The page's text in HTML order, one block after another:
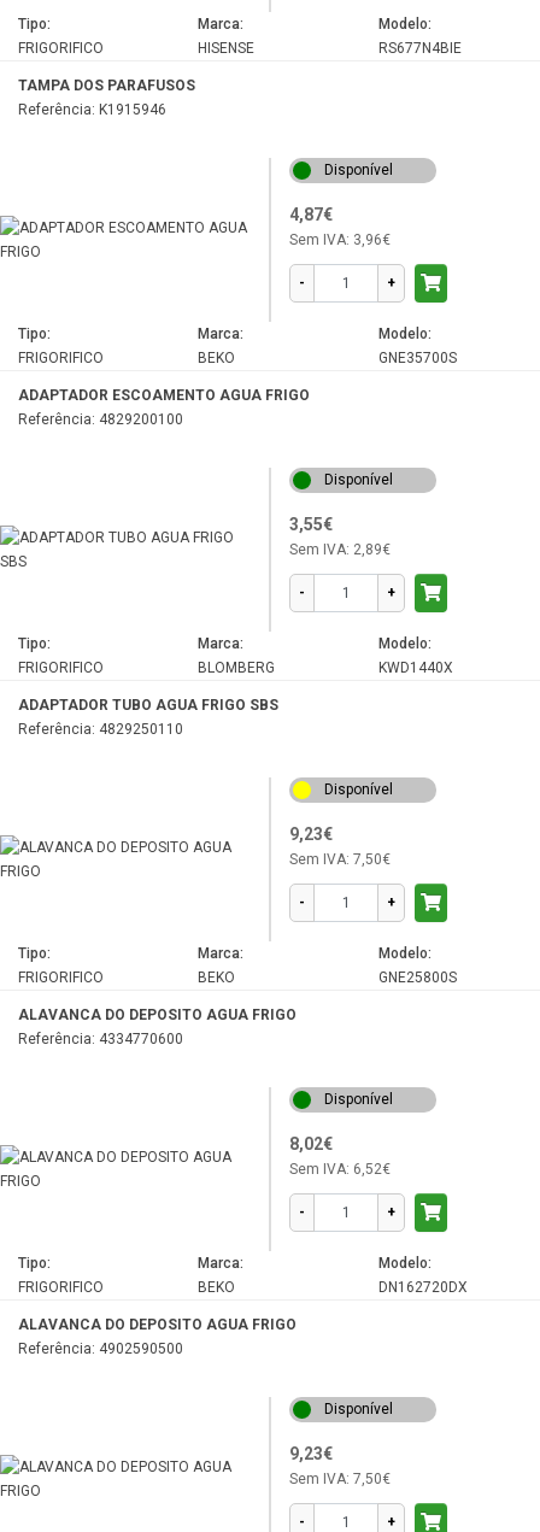
LBI3000HCA
LBI3001
LENNY
MAGNUS
POLTI
RBI6300
RDNE455E30DZXBN
RDNE535E31ZX
RDNT230I20P
RDP6200HCA
RDSA240K30XBN
RDSA280K20W
RDSA310M20
RDSO206K30WN
Tipo:
FRIGORIFICO
Marca:
HISENSE
Modelo:
RS677N4BIE
TAMPA DOS PARAFUSOS
Referência: K1915946
Tipo:
FRIGORIFICO
Marca:
BEKO
Modelo:
GNE35700S
ADAPTADOR ESCOAMENTO AGUA FRIGO
Referência: 4829200100
Disponível
4,87€
Sem IVA: 3,96€
- +
Tipo:
FRIGORIFICO
Marca:
BLOMBERG
Modelo:
KWD1440X
ADAPTADOR TUBO AGUA FRIGO SBS
Referência: 4829250110
Disponível
3,55€
Sem IVA: 2,89€
- +
Tipo:
FRIGORIFICO
Marca:
BEKO
Modelo:
GNE25800S
ALAVANCA DO DEPOSITO AGUA FRIGO
Referência: 4334770600
Disponível
9,23€
Sem IVA: 7,50€
- +
Tipo:
FRIGORIFICO
Marca:
BEKO
Modelo:
DN162720DX
ALAVANCA DO DEPOSITO AGUA FRIGO
Referência: 4902590500
Disponível
8,02€
Sem IVA: 6,52€
- +
Disponível
9,23€
Sem IVA: 7,50€
- +